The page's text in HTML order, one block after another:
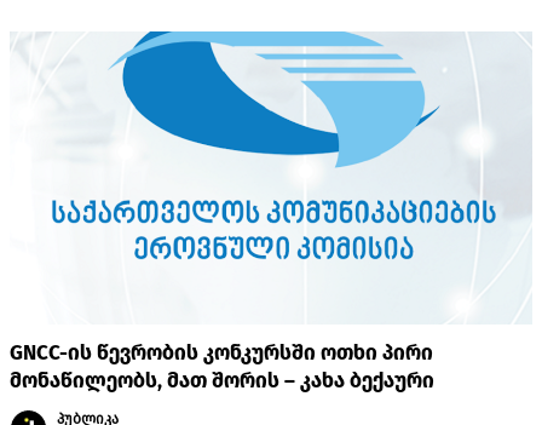
GNCC-ის წევრობის კონკურსში ოთხი პირი
მონაწილეობს, მათ შორის – კახა ბექაური
პუბლიკა